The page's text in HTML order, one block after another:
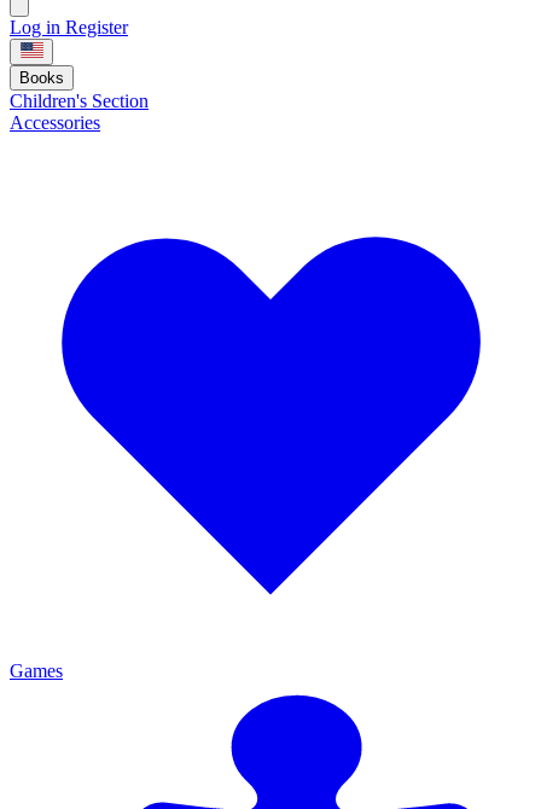
Log in Register
Books
Children's Section
Accessories
Games